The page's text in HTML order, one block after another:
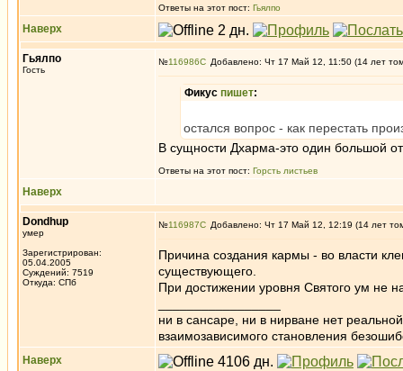
Ответы на этот пост: Гьялпо
Наверх
Гьялпо
Гость
№116986 Добавлено: Чт 17 Май 12, 11:50 (14 лет
Фикус пишет:
остался вопрос - как перестать
В сущности Дхарма-это один большой
Ответы на этот пост: Горсть листьев
Наверх
Dondhup
умер
Зарегистрирован:
05.04.2005
Суждений: 7519
Откуда: СПб
№116987 Добавлено: Чт 17 Май 12, 12:19 (14 лет
Причина создания кармы - во власти
существующего.
При достижении уровня Святого ум не
ни в сансаре, ни в нирване нет
взаимозависимого становления
Наверх